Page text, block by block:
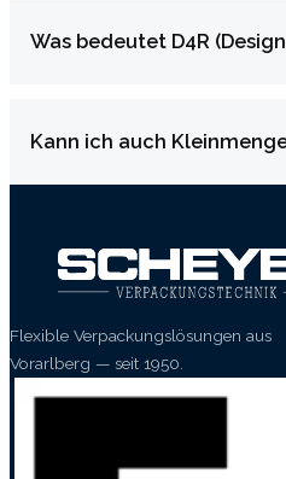
Was bedeutet D4R
Kann ich auch
Flexible Verpackungslösungen aus
Vorarlberg — seit 1950.